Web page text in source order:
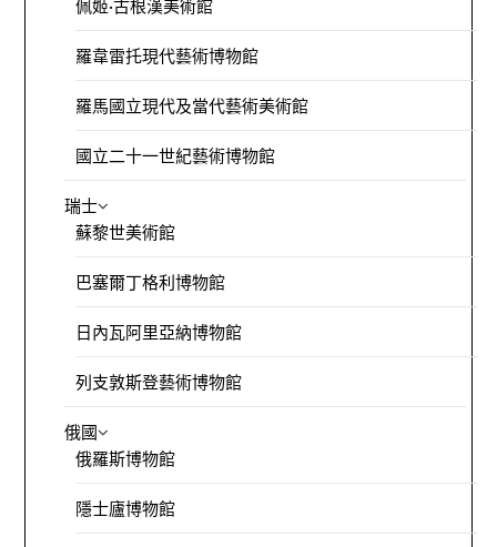
佩姬·古根漢美術館
羅韋雷托現代藝術博物館
羅馬國立現代及當代藝術美術館
國立二十一世紀藝術博物館
瑞士
蘇黎世美術館
巴塞爾丁格利博物館
日內瓦阿里亞納博物館
列支敦斯登藝術博物館
俄國
俄羅斯博物館
隱士廬博物館